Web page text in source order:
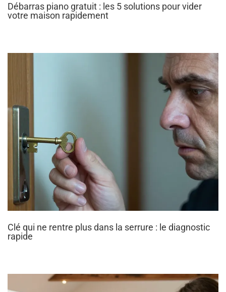
Débarras piano gratuit : les 5 solutions pour vider
votre maison rapidement
Clé qui ne rentre plus dans la serrure : le diagnostic
rapide